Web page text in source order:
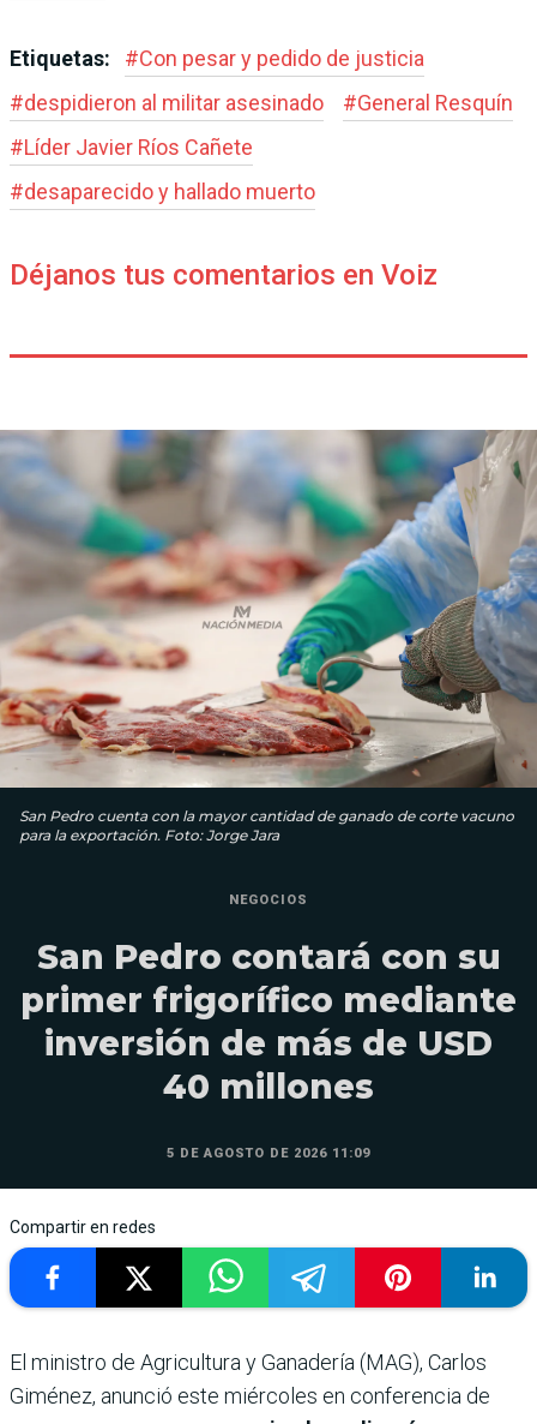
Etiquetas: #Con pesar y pedido de justicia
#despidieron al militar asesinado #General Resquín
#Líder Javier Ríos Cañete
#desaparecido y hallado muerto
Déjanos tus comentarios en Voiz
San Pedro cuenta con la mayor cantidad de ganado de corte vacuno
para la exportación. Foto: Jorge Jara
NEGOCIOS
San Pedro contará con su
primer frigorífico mediante
inversión de más de USD
40 millones
5 DE AGOSTO DE 2026 11:09
Compartir en redes
El ministro de Agricultura y Ganadería (MAG), Carlos
Giménez, anunció este miércoles en conferencia de